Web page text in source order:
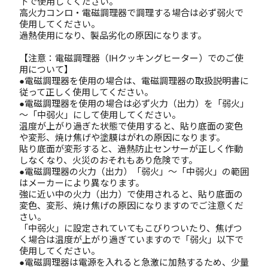
高火力コンロ・電磁調理器で調理する場合は必ず弱火で
使用してください。
過熱使用になり、製品劣化の原因になります。
【注意：電磁調理器（IHクッキングヒーター）でのご使
用について】
●電磁調理器を使用の場合は、電磁調理器の取扱説明書に
従って正しく使用してください。
●電磁調理器を使用の場合は必ず火力（出力）を「弱火」
～「中弱火」にして使用してください。
温度が上がり過ぎた状態で使用すると、貼り底面の変色
や変形、焼け焦げや塗膜はがれの原因になります。
貼り底面が変形すると、過熱防止センサーが正しく作動
しなくなり、火災のおそれもあり危険です。
●電磁調理器の火力（出力）「弱火」～「中弱火」の範囲
はメーカーにより異なります。
強に近い中の火力（出力）で使用されると、貼り底面の
変色、変形、焼け焦げの原因になりますのでご注意くだ
さい。
「中弱火」に設定されていてもこびりついたり、焦げつ
く場合は温度が上がり過ぎていますので「弱火」以下で
使用してください。
●電磁調理器は電源を入れると急激に加熱するため、少量